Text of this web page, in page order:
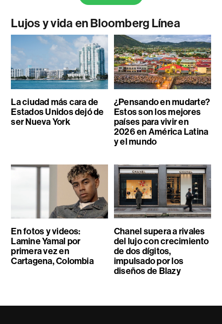
Lujos y vida en Bloomberg Línea
La ciudad más cara de
Estados Unidos dejó de
ser Nueva York
¿Pensando en mudarte?
Estos son los mejores
países para vivir en
2026 en América Latina
y el mundo
En fotos y videos:
Lamine Yamal por
primera vez en
Cartagena, Colombia
Chanel supera a rivales
del lujo con crecimiento
de dos dígitos,
impulsado por los
diseños de Blazy